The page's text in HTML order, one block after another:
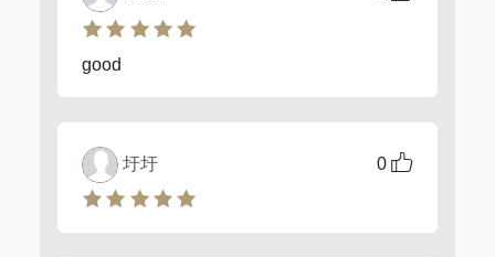
good
0
圩圩